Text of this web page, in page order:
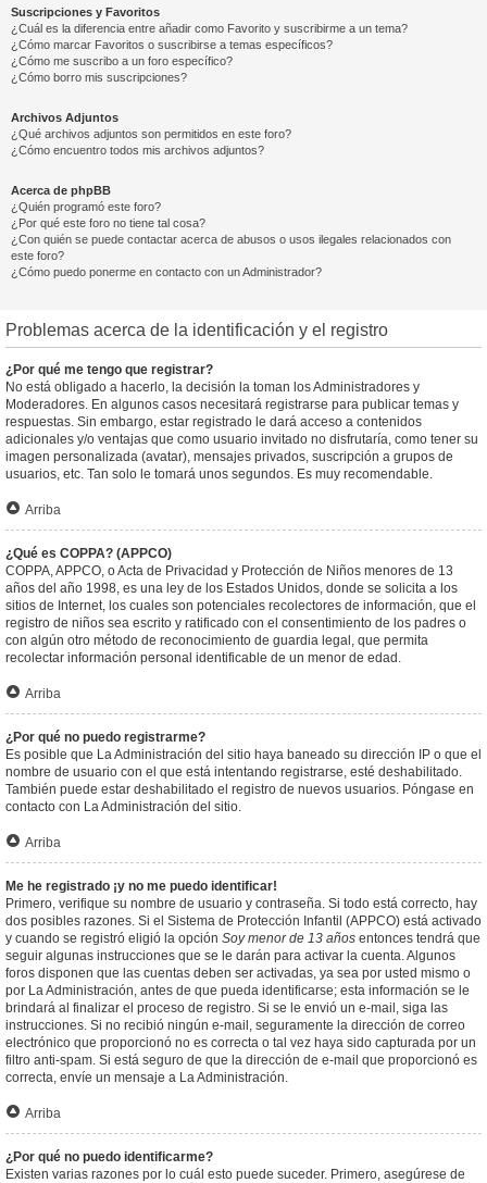
Suscripciones y Favoritos
¿Cuál es la diferencia entre añadir como Favorito y suscribirme a un tema?
¿Cómo marcar Favoritos o suscribirse a temas específicos?
¿Cómo me suscribo a un foro específico?
¿Cómo borro mis suscripciones?
Archivos Adjuntos
¿Qué archivos adjuntos son permitidos en este foro?
¿Cómo encuentro todos mis archivos adjuntos?
Acerca de phpBB
¿Quién programó este foro?
¿Por qué este foro no tiene tal cosa?
¿Con quién se puede contactar acerca de abusos o usos ilegales relacionados con
este foro?
¿Cómo puedo ponerme en contacto con un Administrador?
Problemas acerca de la identificación y el registro
¿Por qué me tengo que registrar?
No está obligado a hacerlo, la decisión la toman los Administradores y
Moderadores. En algunos casos necesitará registrarse para publicar temas y
respuestas. Sin embargo, estar registrado le dará acceso a contenidos
adicionales y/o ventajas que como usuario invitado no disfrutaría, como tener su
imagen personalizada (avatar), mensajes privados, suscripción a grupos de
usuarios, etc. Tan solo le tomará unos segundos. Es muy recomendable.
Arriba
¿Qué es COPPA? (APPCO)
COPPA, APPCO, o Acta de Privacidad y Protección de Niños menores de 13
años del año 1998, es una ley de los Estados Unidos, donde se solicita a los
sitios de Internet, los cuales son potenciales recolectores de información, que el
registro de niños sea escrito y ratificado con el consentimiento de los padres o
con algún otro método de reconocimiento de guardia legal, que permita
recolectar información personal identificable de un menor de edad.
Arriba
¿Por qué no puedo registrarme?
Es posible que La Administración del sitio haya baneado su dirección IP o que el
nombre de usuario con el que está intentando registrarse, esté deshabilitado.
También puede estar deshabilitado el registro de nuevos usuarios. Póngase en
contacto con La Administración del sitio.
Arriba
Me he registrado ¡y no me puedo identificar!
Primero, verifique su nombre de usuario y contraseña. Si todo está correcto, hay
dos posibles razones. Si el Sistema de Protección Infantil (APPCO) está activado
y cuando se registró eligió la opción Soy menor de 13 años entonces tendrá que
seguir algunas instrucciones que se le darán para activar la cuenta. Algunos
foros disponen que las cuentas deben ser activadas, ya sea por usted mismo o
por La Administración, antes de que pueda identificarse; esta información se le
brindará al finalizar el proceso de registro. Si se le envió un e-mail, siga las
instrucciones. Si no recibió ningún e-mail, seguramente la dirección de correo
electrónico que proporcionó no es correcta o tal vez haya sido capturada por un
filtro anti-spam. Si está seguro de que la dirección de e-mail que proporcionó es
correcta, envíe un mensaje a La Administración.
Arriba
¿Por qué no puedo identificarme?
Existen varias razones por lo cuál esto puede suceder. Primero, asegúrese de